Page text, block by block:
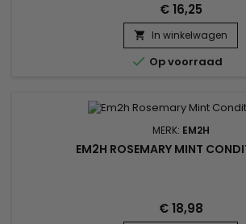
€ 16,25
 In winkelwagen
 Op voorraad
MERK: EM2H
EM2H ROSEMARY MINT
€ 18,98